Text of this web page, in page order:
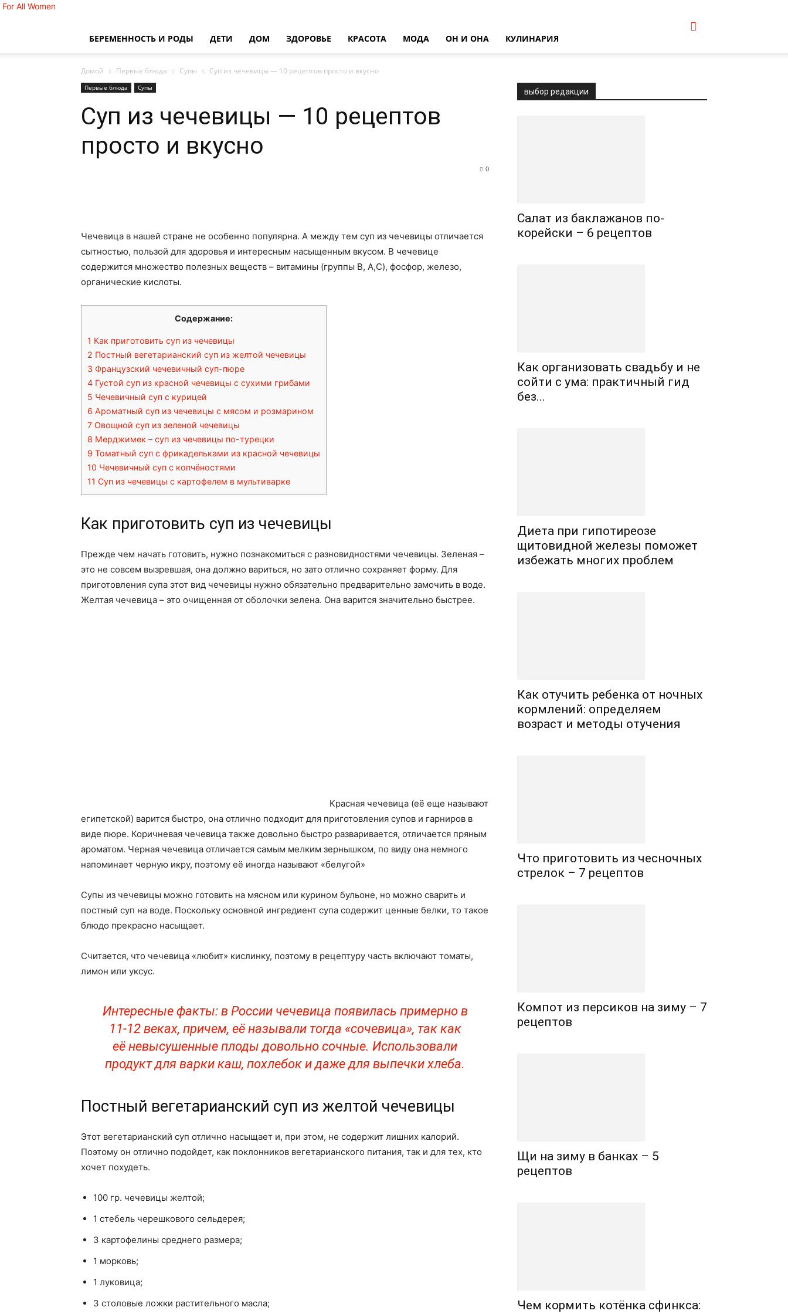
For All Women
БЕРЕМЕННОСТЬ И РОДЫ ДЕТИ ДОМ ЗДОРОВЬЕ КРАСОТА МОДА ОН И ОНА КУЛИНАРИЯ
Домой Первые блюда Супы Суп из чечевицы — 10 рецептов просто и вкусно
Первые блюда Супы
Суп из чечевицы — 10 рецептов
просто и вкусно
0
Чечевица в нашей стране не особенно популярна. А между тем суп из чечевицы отличается
сытностью, пользой для здоровья и интересным насыщенным вкусом. В чечевице
содержится множество полезных веществ – витамины (группы B, A,C), фосфор, железо,
органические кислоты.
Содержание:
1 Как приготовить суп из чечевицы
2 Постный вегетарианский суп из желтой чечевицы
3 Французский чечевичный суп-пюре
4 Густой суп из красной чечевицы с сухими грибами
5 Чечевичный суп с курицей
6 Ароматный суп из чечевицы с мясом и розмарином
7 Овощной суп из зеленой чечевицы
8 Мерджимек – суп из чечевицы по-турецки
9 Томатный суп с фрикадельками из красной чечевицы
10 Чечевичный суп с копчёностями
11 Суп из чечевицы с картофелем в мультиварке
Как приготовить суп из чечевицы
Прежде чем начать готовить, нужно познакомиться с разновидностями чечевицы. Зеленая –
это не совсем вызревшая, она должно вариться, но зато отлично сохраняет форму. Для
приготовления супа этот вид чечевицы нужно обязательно предварительно замочить в воде.
Желтая чечевица – это очищенная от оболочки зелена. Она варится значительно быстрее.
Красная чечевица (её еще называют
египетской) варится быстро, она отлично подходит для приготовления супов и гарниров в
виде пюре. Коричневая чечевица также довольно быстро разваривается, отличается пряным
ароматом. Черная чечевица отличается самым мелким зернышком, по виду она немного
напоминает черную икру, поэтому её иногда называют «белугой»
Супы из чечевицы можно готовить на мясном или курином бульоне, но можно сварить и
постный суп на воде. Поскольку основной ингредиент супа содержит ценные белки, то такое
блюдо прекрасно насыщает.
Считается, что чечевица «любит» кислинку, поэтому в рецептуру часть включают томаты,
лимон или уксус.
Интересные факты: в России чечевица появилась примерно в
11-12 веках, причем, её называли тогда «сочевица», так как
её невысушенные плоды довольно сочные. Использовали
продукт для варки каш, похлебок и даже для выпечки хлеба.
Постный вегетарианский суп из желтой чечевицы
Этот вегетарианский суп отлично насыщает и, при этом, не содержит лишних калорий.
Поэтому он отлично подойдет, как поклонников вегетарианского питания, так и для тех, кто
хочет похудеть.
100 гр. чечевицы желтой;
1 стебель черешкового сельдерея;
3 картофелины среднего размера;
1 морковь;
1 луковица;
3 столовые ложки растительного масла;
выбор редакции
Салат из баклажанов по-
корейски – 6 рецептов
Как организовать свадьбу и не
сойти с ума: практичный гид
без...
Диета при гипотиреозе
щитовидной железы поможет
избежать многих проблем
Как отучить ребенка от ночных
кормлений: определяем
возраст и методы отучения
Что приготовить из чесночных
стрелок – 7 рецептов
Компот из персиков на зиму – 7
рецептов
Щи на зиму в банках – 5
рецептов
Чем кормить котёнка сфинкса: